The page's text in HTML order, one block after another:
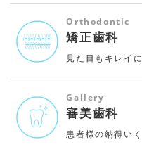
Orthodontic
矯正歯科
見た目もキレイに
Gallery
審美歯科
患者様の納得いく